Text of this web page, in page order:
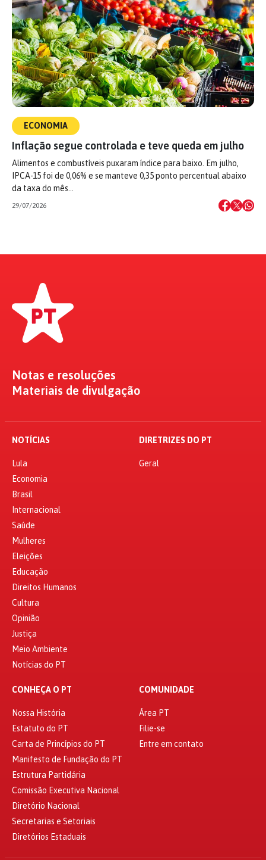
ECONOMIA
Inflação segue controlada e teve queda em julho
Alimentos e combustíveis puxaram índice para baixo. Em julho,
IPCA-15 foi de 0,06% e se manteve 0,35 ponto percentual abaixo
da taxa do mês…
29/07/2026
Notas e resoluções
Materiais de divulgação
NOTÍCIAS
Lula
Economia
Brasil
Internacional
Saúde
Mulheres
Eleições
Educação
Direitos Humanos
Cultura
Opinião
Justiça
Meio Ambiente
Notícias do PT
DIRETRIZES DO PT
Geral
CONHEÇA O PT
Nossa História
Estatuto do PT
Carta de Princípios do PT
Manifesto de Fundação do PT
Estrutura Partidária
Comissão Executiva Nacional
Diretório Nacional
Secretarias e Setoriais
Diretórios Estaduais
COMUNIDADE
Área PT
Filie-se
Entre em contato